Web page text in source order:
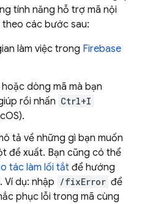
tính năng hỗ trợ mã nội
theo các bước sau:
làm việc trong Firebase
dòng mã mà bạn
rồi nhấn Ctrl+I
tả về những gì bạn muốn
đề xuất. Bạn cũng có thể
tác làm lối tắtđể hướng
Ví dụ: nhập /fixError để
phục lỗi trong mã cùng